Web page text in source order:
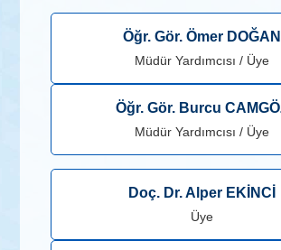
Öğr. Gör. Ömer DOĞAN
Müdür Yardımcısı / Üye
Öğr. Gör. Burcu
Müdür Yardımcısı / Üye
Doç. Dr. Alper EKİNCİ
Üye